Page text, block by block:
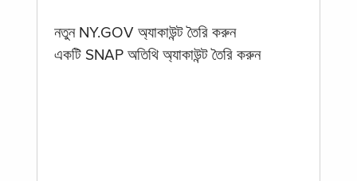
নতুন NY.GOV অ্যাকাউন্ট তৈরি করুন
একটি SNAP অতিথি অ্যাকাউন্ট তৈরি করুন